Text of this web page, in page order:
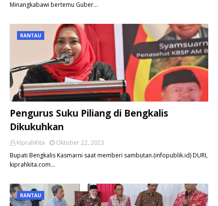
Minangkabawi bertemu Guber…
RANTAU
Pengurus Suku Piliang di Bengkalis
Dikukuhkan
KiprahKita
Oktober 22, 2023
Bupati Bengkalis Kasmarni saat memberi sambutan.(infopublik.id) DURI,
kiprahkita.com…
RANTAU